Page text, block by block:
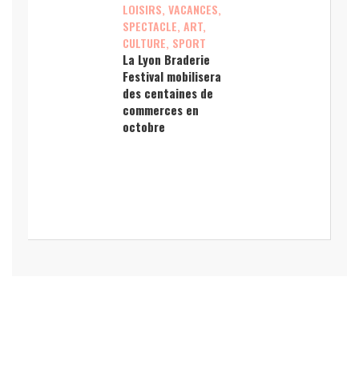
LOISIRS, VACANCES,
SPECTACLE, ART,
CULTURE, SPORT
La Lyon Braderie
Festival mobilisera
des centaines de
commerces en
octobre